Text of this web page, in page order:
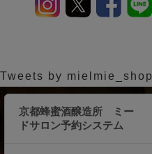
Tweets by mielmie_shop